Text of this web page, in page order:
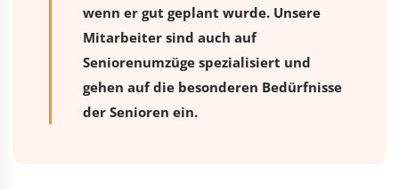
wenn er gut geplant wurde. Unsere
Mitarbeiter sind auch auf
Seniorenumzüge spezialisiert und
gehen auf die besonderen Bedürfnisse
der Senioren ein.